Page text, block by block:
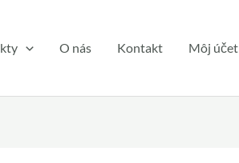
O nás Kontakt Môj účet